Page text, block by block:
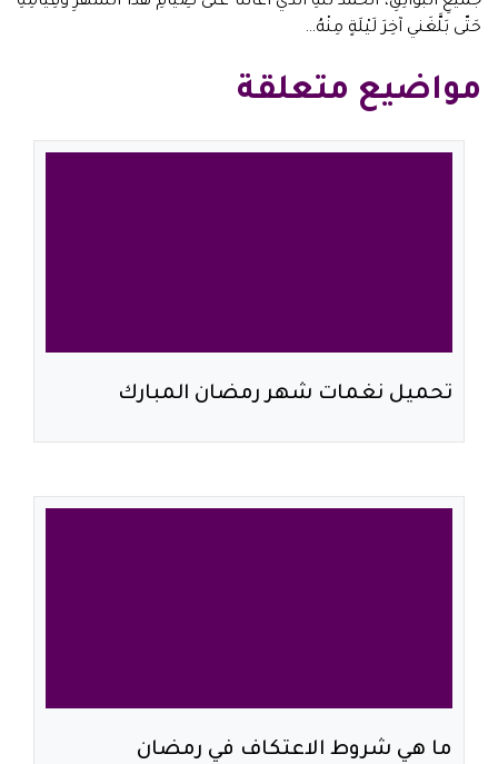
حَتّى بَلَّغَني آخِرَ لَيْلَةٍ مِنْهُ…
مواضيع متعلقة
تحميل نغمات شهر رمضان المبارك
ما هي شروط الاعتكاف في رمضان